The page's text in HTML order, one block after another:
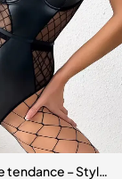
filet de lingerie
tendance – Style